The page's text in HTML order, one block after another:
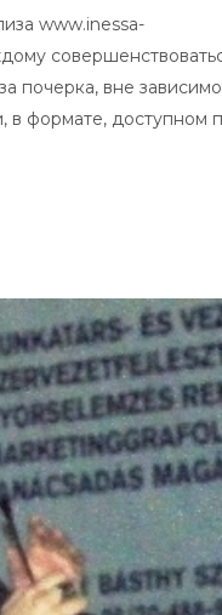
www.inessa-
почерка, вне
в формате, доступном